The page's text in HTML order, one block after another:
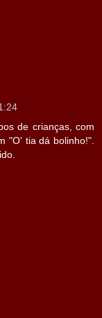
de crianças, com
"O' tia dá bolinho!".